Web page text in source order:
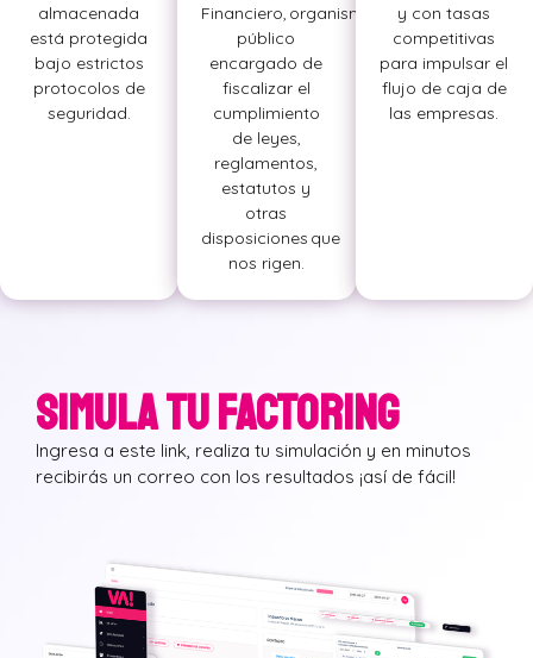
almacenada
está protegida
bajo estrictos
protocolos de
seguridad.
Financiero, organismo
público
encargado de
fiscalizar el
cumplimiento
de leyes,
reglamentos,
estatutos y
otras
disposiciones que
nos rigen.
y con tasas
competitivas
para impulsar el
flujo de caja de
las empresas.
SIMULA TU FACTORING
Ingresa a este link, realiza tu simulación y en minutos
recibirás un correo con los resultados ¡así de fácil!